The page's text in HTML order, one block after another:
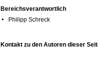
Bereichsverantwortlich
Philipp Schreck
Kontakt zu den Autoren dieser